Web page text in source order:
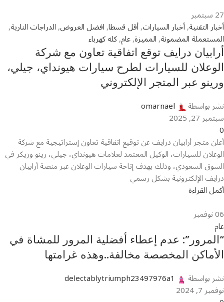
27سبتمبر
أخبار التقنية,أخبار السيارات,أقل قسطا,افضل العروض,الدراجات النارية,
المستعملة المضمونة,المميزة,عام,كله كهرباء
أرابيان درايف توقع اتفاقية تعاون مع شركة
الوعلان للسيارات لطرح سيارات هيونداي، جيلي،
ورينو عبر المتجر الإلكتروني
نشر بواسطة omarnael
سبتمبر 27, 2025
0
أعلن متجر أرابيان درايف عن توقيع اتفاقية تعاون إستراتيجية مع شركة
الوعلان للسيارات، الوكيل المعتمد لعلامات هيونداي، جيلي، رينو وزيكر في
السوق السعودي، وذلك بهدف إتاحة سيارات الوعلان عبر منصة أرابيان
درايف الإلكترونية بشكل رسمي
أكمل القراءة
06نوفمبر
عام
“المرور”: عدم إعطاء أفضلية المرور للمشاة في
الأماكن المخصصة مخالفة..وهذه غرامتها
نشر بواسطة delectablytriumph23497976a1
نوفمبر 7, 2024